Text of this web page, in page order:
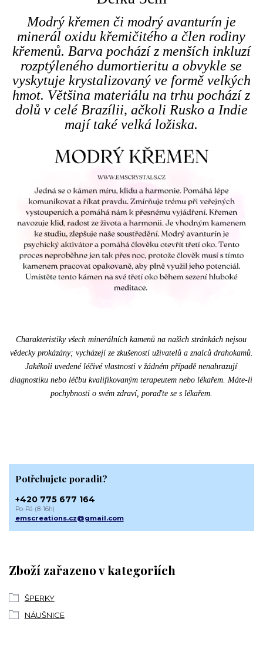
Modrý křemen či modrý avanturín je
minerál oxidu křemičitého a člen rodiny
křemenů. Barva pochází z menších inkluzí
rozptýleného dumortieritu a obvykle se
vyskytuje krystalizovaný ve formě velkých
hmot. Většina materiálu na trhu pochází z
dolů v celé Brazílii, ačkoli Rusko a Indie
mají také velká ložiska.
Charakteristiky všech minerálních kamenů na našich stránkách nejsou
vědecky prokázány; vycházejí ze zkušeností uživatelů a znalců drahokamů.
Jakékoli uvedené léčivé vlastnosti v žádném případě nenahrazují
diagnostiku nebo léčbu kvalifikovaným terapeutem nebo lékařem. Máte-li
pochybnosti o svém zdraví, poraďte se s lékařem.
Zboží zařazeno v kategoriích
ŠPERKY
NÁUŠNICE
Potřebujete poradit?
+420 775 677 164
Po-Pá (8-16h)
emscreations.cz@gmail.com